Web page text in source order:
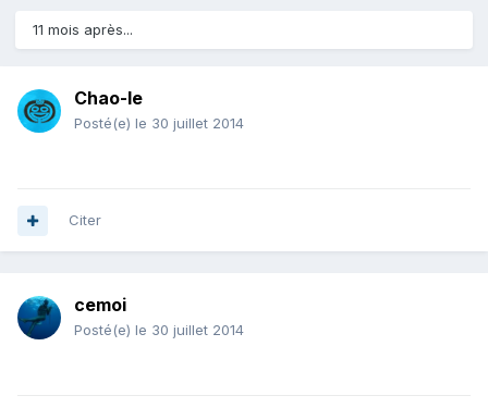
11 mois après...
Chao-le
Posté(e) le 30 juillet 2014
Citer
cemoi
Posté(e) le 30 juillet 2014